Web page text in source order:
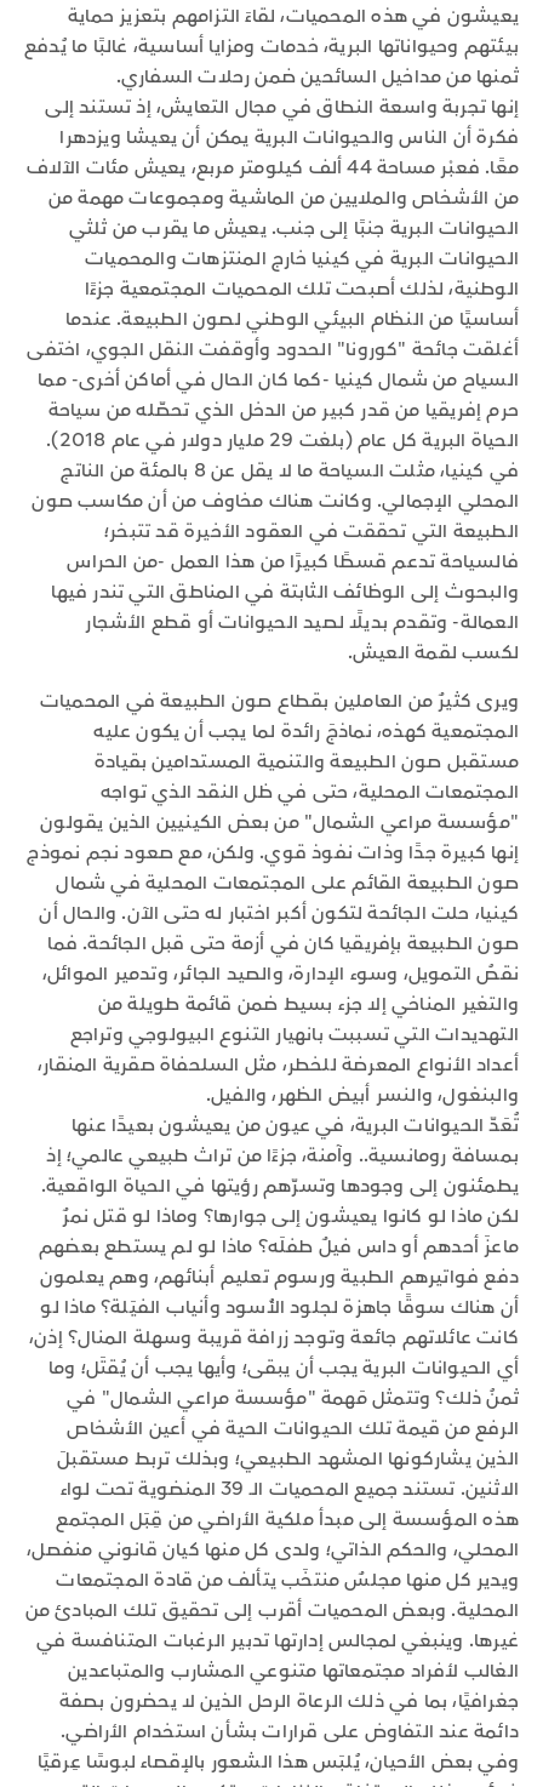
يعيشون في هذه المحميات، لقاءَ التزامهم بتعزيز حماية
بيئتهم وحيواناتها البرية، خدمات ومزايا أساسية، غالبًا ما يُدفع
ثمنها من مداخيل السائحين ضمن رحلات السفاري.
إنها تجربة واسعة النطاق في مجال التعايش، إذ تستند إلى
فكرة أن الناس والحيوانات البرية يمكن أن يعيشا ويزدهرا
معًا. فعبْر مساحة 44 ألف كيلومتر مربع، يعيش مئات الآلاف
من الأشخاص والملايين من الماشية ومجموعات مهمة من
الحيوانات البرية جنبًا إلى جنب. يعيش ما يقرب من ثلثي
الحيوانات البرية في كينيا خارج المنتزهات والمحميات
الوطنية، لذلك أصبحت تلك المحميات المجتمعية جزءًا
أساسيًا من النظام البيئي الوطني لصون الطبيعة. عندما
أغلقت جائحة "كورونا" الحدود وأوقفت النقل الجوي، اختفى
السياح من شمال كينيا -كما كان الحال في أماكن أخرى- مما
حرم إفريقيا من قدر كبير من الدخل الذي تحصّله من سياحة
الحياة البرية كل عام (بلغت 29 مليار دولار في عام 2018).
في كينيا، مثلت السياحة ما لا يقل عن 8 بالمئة من الناتج
المحلي الإجمالي. وكانت هناك مخاوف من أن مكاسب صون
الطبيعة التي تحققت في العقود الأخيرة قد تتبخر؛
فالسياحة تدعم قسطًا كبيرًا من هذا العمل -من الحراس
والبحوث إلى الوظائف الثابتة في المناطق التي تندر فيها
العمالة- وتقدم بديلًا لصيد الحيوانات أو قطع الأشجار
لكسب لقمة العيش.
ويرى كثيرٌ من العاملين بقطاع صون الطبيعة في المحميات
المجتمعية كهذه، نماذجَ رائدة لما يجب أن يكون عليه
مستقبل صون الطبيعة والتنمية المستدامين بقيادة
المجتمعات المحلية، حتى في ظل النقد الذي تواجه
"مؤسسة مراعي الشمال" من بعض الكينيين الذين يقولون
إنها كبيرة جدًا وذات نفوذ قوي. ولكن، مع صعود نجم نموذج
صون الطبيعة القائم على المجتمعات المحلية في شمال
كينيا، حلت الجائحة لتكون أكبر اختبار له حتى الآن. والحال أن
صون الطبيعة بإفريقيا كان في أزمة حتى قبل الجائحة. فما
نقصُ التمويل، وسوء الإدارة، والصيد الجائر، وتدمير الموائل،
والتغير المناخي إلا جزء بسيط ضمن قائمة طويلة من
التهديدات التي تسببت بانهيار التنوع البيولوجي وتراجع
أعداد الأنواع المعرضة للخطر، مثل السلحفاة صقرية المنقار،
والبنغول، والنسر أبيض الظهر، والفيل.
تُعَدّ الحيوانات البرية، في عيون من يعيشون بعيدًا عنها
بمسافة رومانسية.. وآمنة، جزءًا من تراث طبيعي عالمي؛ إذ
يطمئنون إلى وجودها وتسرّهم رؤيتها في الحياة الواقعية.
لكن ماذا لو كانوا يعيشون إلى جوارها؟ وماذا لو قتل نمرٌ
ماعزَ أحدهم أو داس فيلٌ طفلَه؟ ماذا لو لم يستطع بعضهم
دفع فواتيرهم الطبية ورسوم تعليم أبنائهم، وهم يعلمون
أن هناك سوقًا جاهزة لجلود الأُسود وأنياب الفيَلة؟ ماذا لو
كانت عائلاتهم جائعة وتوجد زرافة قريبة وسهلة المنال؟ إذن،
أي الحيوانات البرية يجب أن يبقى؛ وأيها يجب أن يُقتَل؛ وما
ثمنُ ذلك؟ وتتمثل مَهمة "مؤسسة مراعي الشمال" في
الرفع من قيمة تلك الحيوانات الحية في أعين الأشخاص
الذين يشاركونها المشهد الطبيعي؛ وبذلك تربط مستقبلَ
الاثنين. تستند جميع المحميات الـ 39 المنضوية تحت لواء
هذه المؤسسة إلى مبدأ ملكية الأراضي من قِبَل المجتمع
المحلي، والحكم الذاتي؛ ولدى كل منها كيان قانوني منفصل،
ويدير كل منها مجلسٌ منتخَب يتألف من قادة المجتمعات
المحلية. وبعض المحميات أقرب إلى تحقيق تلك المبادئ من
غيرها. وينبغي لمجالس إدارتها تدبير الرغبات المتنافسة في
الغالب لأفراد مجتمعاتها متنوعي المشارب والمتباعدين
جغرافيًا، بما في ذلك الرعاة الرحل الذين لا يحضرون بصفة
دائمة عند التفاوض على قرارات بشأن استخدام الأراضي.
وفي بعض الأحيان، يُلبَس هذا الشعور بالإقصاء لبوسًا عِرقيًا